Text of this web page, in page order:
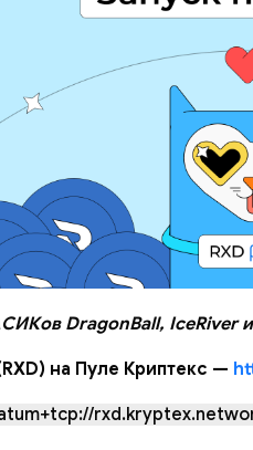
DragonBall, IceRiver
на Пуле Криптекс —